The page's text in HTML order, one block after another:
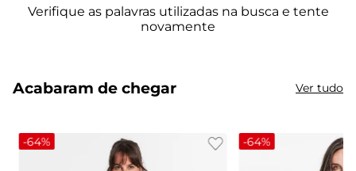
Acabaram de chegar Ver tudo
-64% -64%
conjunto feminino